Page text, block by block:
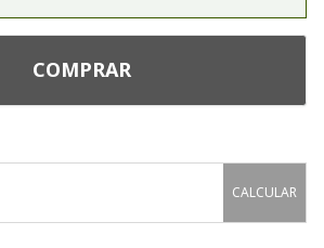
COMPRAR
CALCULAR